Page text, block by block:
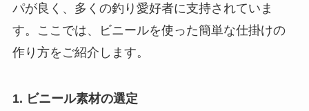
パが良く、多くの釣り愛好者に支持されていま
す。ここでは、ビニールを使った簡単な仕掛けの
作り方をご紹介します。
1. ビニール素材の選定